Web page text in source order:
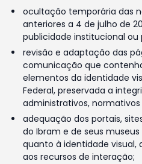
ocultação temporária das
anteriores a 4 de julho de
publicidade institucional
revisão e adaptação das
comunicação que
elementos da identidade
Federal, preservada a
administrativos, normativos
adequação dos portais,
do Ibram e de seus
quanto à identidade visual,
aos recursos de interação;